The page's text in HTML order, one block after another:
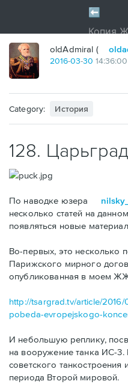
oldAdmiral (
2016-03-30 14:36:00
Category: История
128.
По наводке юзера
несколько статей на
появляться новые
Во-первых, это несколько
Парижского мирного
опубликованная в моем
http://tsargrad.tv/article/
pobeda-evropejskogo-
И небольшую реплику,
на вооружение танка ИС-3.
советского танкостроения
периода Второй мировой.